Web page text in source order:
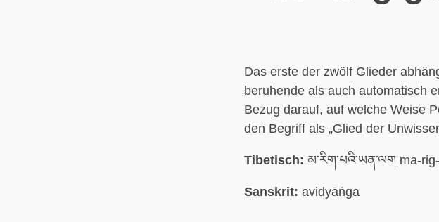
Das erste der zwölf Glieder
beruhende als auch automatisch
Bezug darauf, auf welche Weise
den Begriff als „Glied der
Tibetisch: མ་རིག་པའི་ཡན་ལག ma-
Sanskrit: avidyāṅga